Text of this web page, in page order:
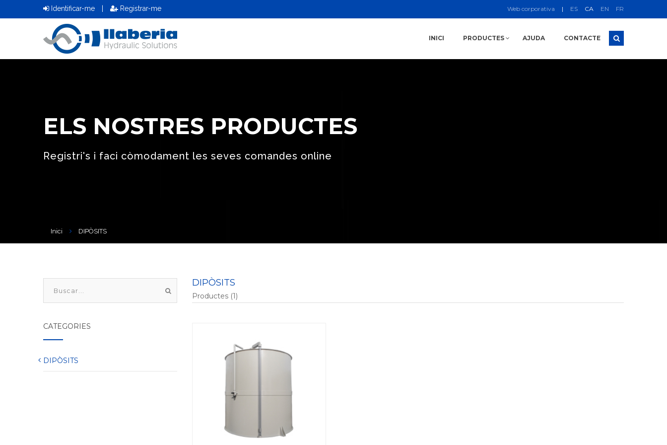
Identificar-me Registrar-me Web corporativa | ES CA EN FR
INICI PRODUCTES AJUDA CONTACTE
ELS NOSTRES PRODUCTES
Registri's i faci còmodament les seves comandes online
Inici DIPÒSITS
DIPÒSITS
Productes (1)
CATEGORIES
DIPÒSITS